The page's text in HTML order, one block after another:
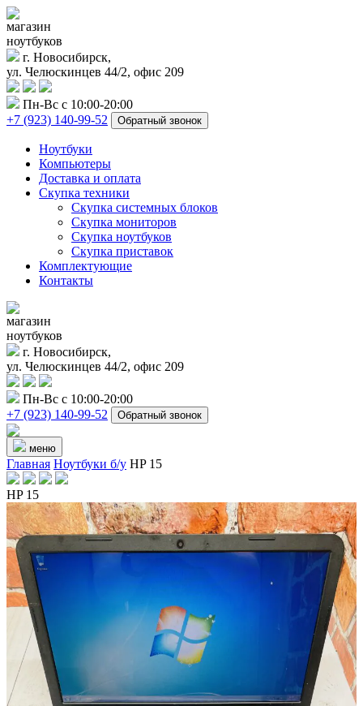
магазин
ноутбуков
г. Новосибирск,
ул. Челюскинцев 44/2, офис 209
Пн-Вс с 10:00-20:00
+7 (923) 140-99-52
Обратный звонок
Ноутбуки
Компьютеры
Доставка и оплата
Скупка техники
Скупка системных блоков
Скупка мониторов
Скупка ноутбуков
Скупка приставок
Комплектующие
Контакты
магазин
ноутбуков
г. Новосибирск,
ул. Челюскинцев 44/2, офис 209
Пн-Вс с 10:00-20:00
+7 (923) 140-99-52
Обратный звонок
меню
Главная Ноутбуки б/у HP 15
HP 15